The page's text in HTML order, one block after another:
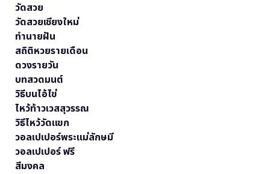
วัดสวย
วัดสวยเชียงใหม่
ทำนายฝัน
สถิติหวยรายเดือน
ดวงรายวัน
บทสวดมนต์
วิธีบนไอ้ไข่
ไหว้ท้าวเวสสุวรรณ
วิธีไหว้วัดแขก
วอลเปเปอร์พระแม่ลักษมี
วอลเปเปอร์ ฟรี
สีมงคล